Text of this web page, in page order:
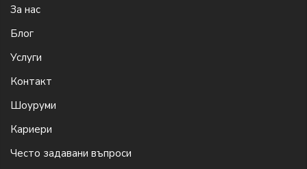
За нас
Блог
Услуги
Контакт
Шоуруми
Кариери
Често задавани въпроси